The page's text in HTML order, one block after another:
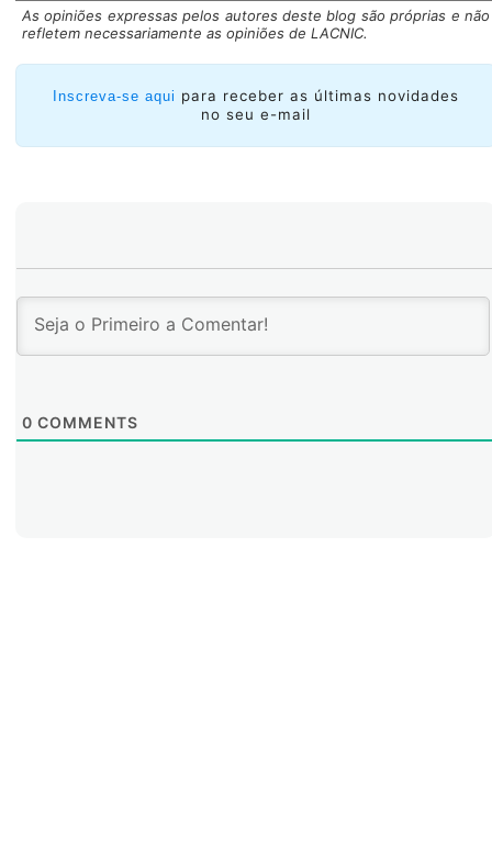
https://blog.acostasite.com/2019/12/
sobre-el-crecimiento-de.html
Leia também: Explorando as capacidades do Zabbix
monitoramento de redes só IPv6
As opiniões expressas pelos autores deste blog são próprias e não
refletem necessariamente as opiniões de LACNIC.
Inscreva-se aqui para receber as últimas novidades
no seu e-mail
0 COMMENTS